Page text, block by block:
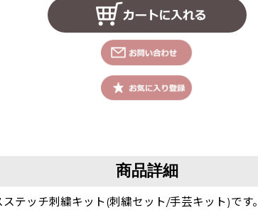
商品詳細
テッチ刺繍キット(刺繍セット/手芸キット)です。